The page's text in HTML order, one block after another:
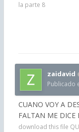
la parte 8
zaidavid
Publicado
CUANO VOY A
FALTAN ME DICE
download this file